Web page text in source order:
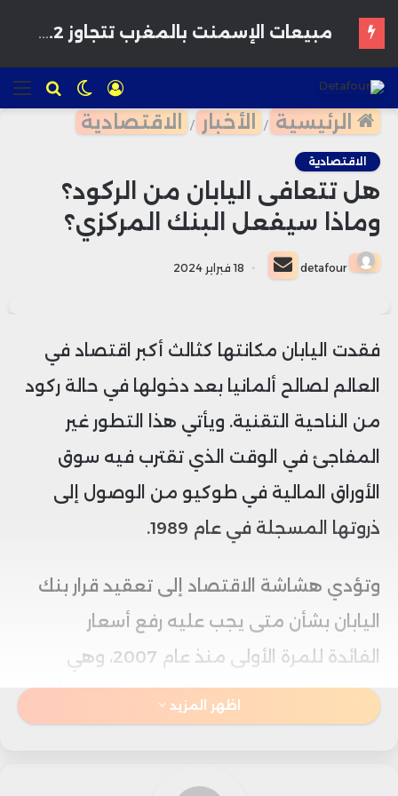
استثمارات المونديال تتجاوز 190 مليار درهم وسط تحذيرات متزايدة من المجلس الاقتصادي
للبحث الوضع
المظلم
تسجيل
الدخول
الرئيسية / الأخبار / الاقتصادية
الاقتصادية
هل تتعافى اليابان من الركود؟
وماذا سيفعل البنك المركزي؟
detafour
أرسل
بريدا
18 فبراير 2024
فقدت اليابان مكانتها كثالث أكبر اقتصاد في
العالم لصالح ألمانيا بعد دخولها في حالة ركود
من الناحية التقنية. ويأتي هذا التطور غير
المفاجئ في الوقت الذي تقترب فيه سوق
الأوراق المالية في طوكيو من الوصول إلى
ذروتها المسجلة في عام 1989.
وتؤدي هشاشة الاقتصاد إلى تعقيد قرار بنك
اليابان بشأن متى يجب عليه رفع أسعار
الفائدة للمرة الأولى منذ عام 2007، وهي
خطوة متوقعة على نطاق واسع ويمكن أن
تمنح الين الضعيف دفعة إلى الأمام.
اظهر المزيد